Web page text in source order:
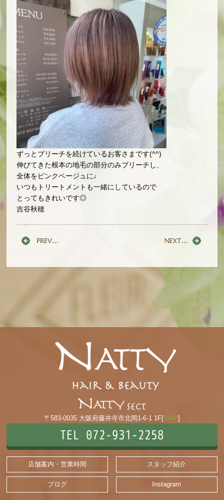
ずっとブリーチを続けているお客さまです(^^)
伸びてきた根本の地毛の部分のみブリーチし、
全体をピンクベージュに♩
いつもトリートメントも一緒にしているので
とってもきれいです◎
吉谷秋穂
〒583-0035 大阪府藤井寺市北岡1-6-1 1F[MAP]
TEL 072-931-2258
店舗案内・営業時間 スタッフ紹介
ブログ Instagram